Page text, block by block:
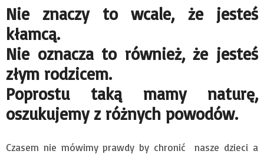
Nie znaczy to wcale, że jesteś
kłamcą.
Nie oznacza to również, że jesteś
złym rodzicem.
Poprostu taką mamy naturę,
oszukujemy z różnych powodów.
Czasem nie mówimy prawdy by chronić nasze dzieci a